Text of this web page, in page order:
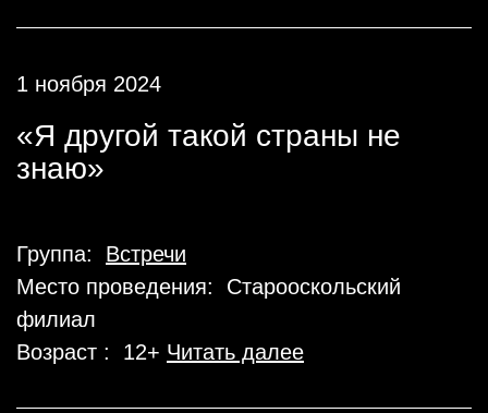
1 ноября 2024
«Я другой такой страны не
знаю»
Группа: Встречи
Место проведения: Старооскольский
филиал
Возраст : 12+ Читать далее